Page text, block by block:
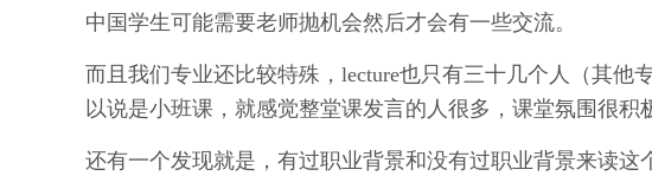
中国学生可能需要老师抛机会然后才会有一些交流。
而且我们专业还比较特殊，lecture也只有三十几个人（其他
以说是小班课，就感觉整堂课发言的人很多，课堂氛围很积
还有一个发现就是，有过职业背景和没有过职业背景来读